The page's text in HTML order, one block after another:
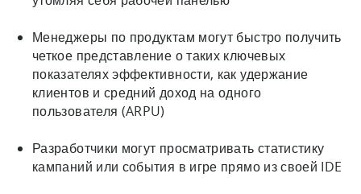
Менеджеры по продуктам могут быстро получить
четкое представление о таких ключевых
показателях эффективности, как удержание
клиентов и средний доход на одного
пользователя (ARPU)
Разработчики могут просматривать статистику
кампаний или события в игре прямо из своей IDE